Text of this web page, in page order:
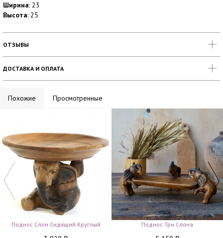
Ширина: 23
Высота: 25
ОТЗЫВЫ
ДОСТАВКА И ОПЛАТА
Похожие Просмотренные
Поднос Слон Сидящий Круглый Поднос Три Слона